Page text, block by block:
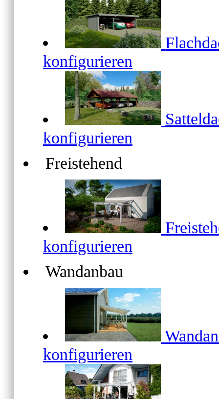
konfigurieren
konfigurieren
Freistehend
konfigurieren
Wandanbau
konfigurieren